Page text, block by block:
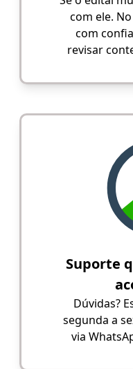
com ele.
com
revisar
Suporte
Dúvidas?
segunda a
via